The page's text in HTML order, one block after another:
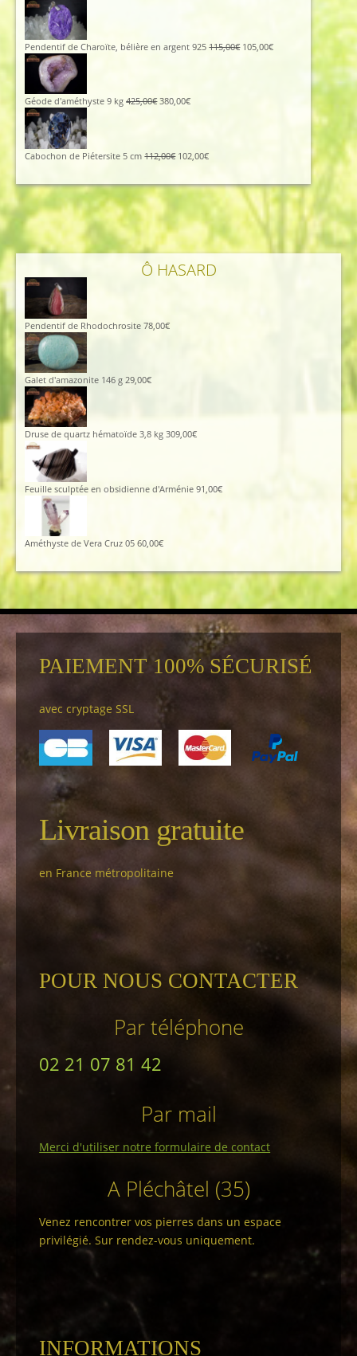
actuel
40,00€.
Pendentif de Charoïte, bélière en argent 925 115,00€ Le
105,00€Le
Géode d'améthyste 9 kg 425,00€ Le
425,00€.
380,00€Le
380,00€.
Cabochon de Piétersite 5 cm 112,00€ Le
initial
était :
102,00€Le
actuel
102,00€.
Ô HASARD
Pendentif de Rhodochrosite 78,00€
Galet d'amazonite 146 g 29,00€
Druse de quartz hématoïde 3,8 kg 309,00€
Feuille sculptée en obsidienne d'Arménie 91,00€
Améthyste de Vera Cruz 05 60,00€
PAIEMENT 100% SÉCURISÉ
avec cryptage SSL
Livraison gratuite
en France métropolitaine
POUR NOUS CONTACTER
Par téléphone
02 21 07 81 42
Par mail
Merci d'utiliser notre formulaire de contact
A Pléchâtel (35)
Venez rencontrer vos pierres dans un espace
privilégié. Sur rendez-vous uniquement.
INFORMATIONS